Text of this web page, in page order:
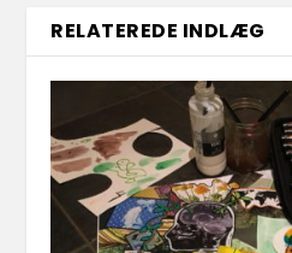
RELATEREDE INDLÆG